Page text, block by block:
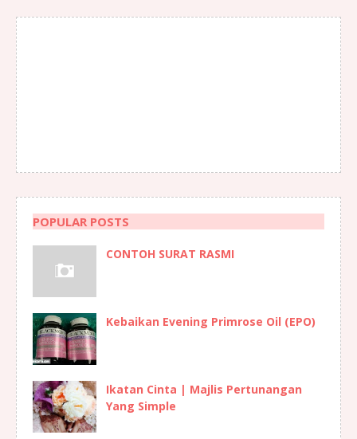
POPULAR POSTS
CONTOH SURAT RASMI
Kebaikan Evening Primrose Oil (EPO)
Ikatan Cinta | Majlis Pertunangan
Yang Simple